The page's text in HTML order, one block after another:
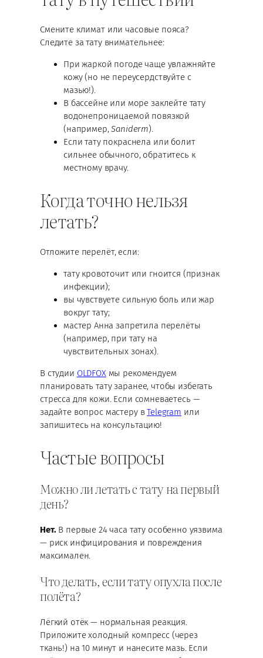
Смените климат или часовые пояса?
Следите за тату внимательнее:
При жаркой погоде чаще увлажняйте
кожу (но не переусердствуйте с
мазью!).
В бассейне или море заклейте тату
водонепроницаемой повязкой
(например,Saniderm).
Если тату покраснела или болит
сильнее обычного, обратитесь к
местному врачу.
Когда точно нельзя
летать?
Отложите перелёт, если:
тату кровоточит или гноится (признак
инфекции);
вы чувствуете сильную боль или жар
вокруг тату;
мастер Анна запретила перелёты
(например, при тату на
чувствительных зонах).
В студии OLDFOXмы рекомендуем
планировать тату заранее, чтобы избегать
стресса для кожи. Если сомневаетесь —
задайте вопрос мастеру вTelegram или
запишитесь на консультацию!
Частые вопросы
Можно ли летать с тату на первый
день?
Нет.В первые 24 часа тату особенно уязвима
— риск инфицирования и повреждения
максимален.
Что делать, если тату опухла после
полёта?
Лёгкий отёк — нормальная реакция.
Приложите холодный компресс (через
ткань!) на 10 минут и нанесите мазь. Если